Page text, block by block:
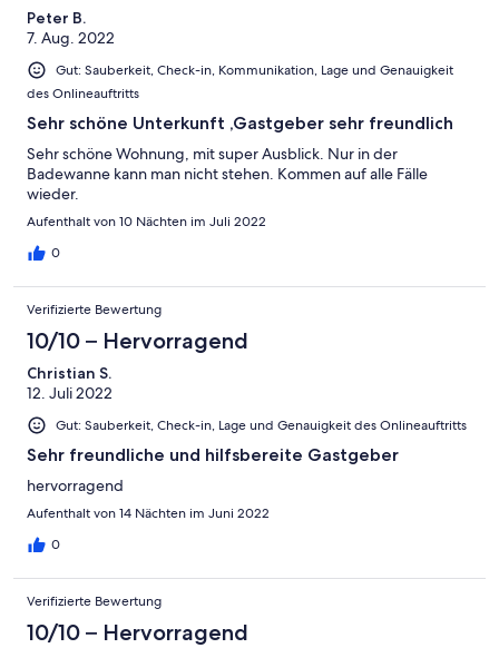
Peter B.
7. Aug. 2022
Gut: Sauberkeit, Check-in, Kommunikation, Lage und Genauigkeit
des Onlineauftritts
Sehr schöne Unterkunft ,Gastgeber sehr freundlich
Sehr schöne Wohnung, mit super Ausblick. Nur in der
Badewanne kann man nicht stehen. Kommen auf alle Fälle
wieder.
Aufenthalt von 10 Nächten im Juli 2022
0
Verifizierte Bewertung
10/10 – Hervorragend
Christian S.
12. Juli 2022
Gut: Sauberkeit, Check-in, Lage und Genauigkeit des Onlineauftritts
Sehr freundliche und hilfsbereite Gastgeber
hervorragend
Aufenthalt von 14 Nächten im Juni 2022
0
Verifizierte Bewertung
10/10 – Hervorragend